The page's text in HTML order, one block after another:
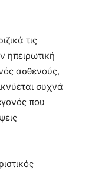
τις
ηπειρωτική
ασθενούς,
συχνά
που